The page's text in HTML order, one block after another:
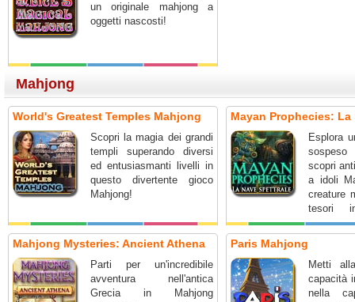
un originale mahjong a
oggetti nascosti!
Mahjong
World's Greatest Temples Mahjong
Scopri la magia dei grandi
templi superando diversi
ed entusiasmanti livelli in
questo divertente gioco
Mahjong!
Mayan Prophecies:
Esplora
scopri
a idoli
creature
tesori
marinara
nascosti
Mahjong Mysteries: Ancient Athena
Parti per un'incredibile
avventura nell'antica
Grecia in Mahjong
Paris Mahjong
Metti
capacità
nella